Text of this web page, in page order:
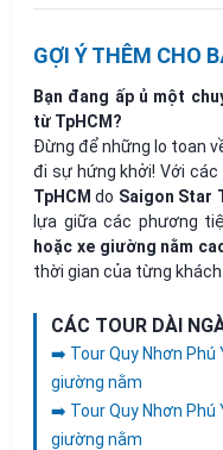
GỢI Ý THÊM CHO
Bạn đang ấp ủ một
từ TpHCM?
Đừng để những lo toan
đi sự hứng khởi! Với các
TpHCM do Saigon Star
lựa giữa các phương
hoặc xe giường nằm
thời gian của từng khách
CÁC TOUR DÀI
➡️ Tour Quy Nhơn Phú
giường nằm
➡️ Tour Quy Nhơn Phú
giường nằm